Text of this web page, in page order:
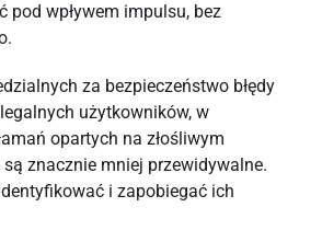
pod wpływem impulsu, bez
za bezpieczeństwo błędy
użytkowników, w
opartych na złośliwym
znacznie mniej przewidywalne.
i zapobiegać ich